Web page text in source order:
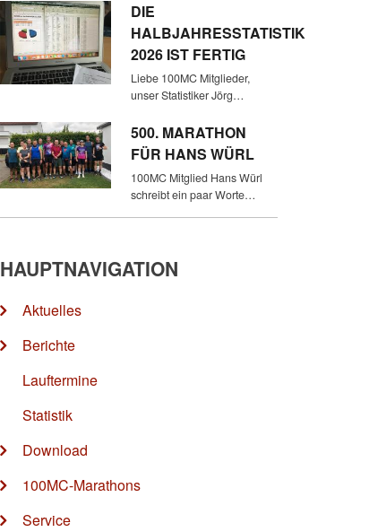
DIE
HALBJAHRESSTATISTIK
2026 IST FERTIG
Liebe 100MC Mitglieder,
unser Statistiker Jörg…
500. MARATHON
FÜR HANS WÜRL
100MC Mitglied Hans Würl
schreibt ein paar Worte…
HAUPTNAVIGATION
Aktuelles
Berichte
Lauftermine
Statistik
Download
100MC-Marathons
Service